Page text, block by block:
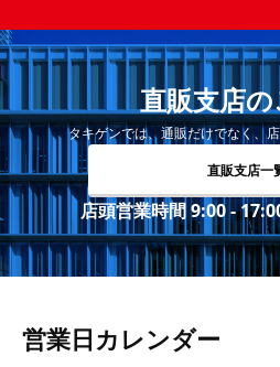
直販支店
タキゲンでは、通販だけでなく、
直販支店一
店頭営業時間 9:00 -
営業⽇カレンダー